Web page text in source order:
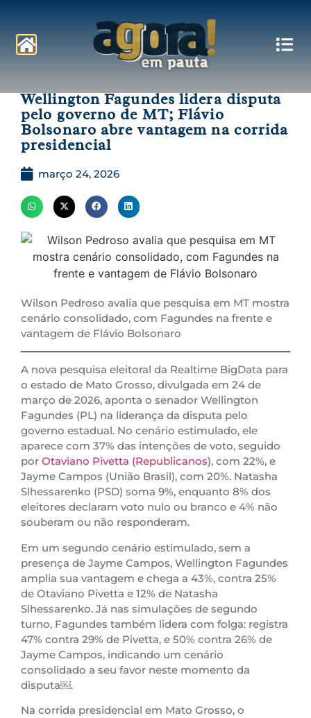
Wellington Fagundes lidera disputa
pelo governo de MT; Flávio
Bolsonaro abre vantagem na corrida
presidencial
março 24, 2026
Wilson Pedroso avalia que pesquisa em MT mostra
cenário consolidado, com Fagundes na frente e
vantagem de Flávio Bolsonaro
A nova pesquisa eleitoral da Realtime BigData para
o estado de Mato Grosso, divulgada em 24 de
março de 2026, aponta o senador Wellington
Fagundes (PL) na liderança da disputa pelo
governo estadual. No cenário estimulado, ele
aparece com 37% das intenções de voto, seguido
por Otaviano Pivetta (Republicanos), com 22%, e
Jayme Campos (União Brasil), com 20%. Natasha
Slhessarenko (PSD) soma 9%, enquanto 8% dos
eleitores declaram voto nulo ou branco e 4% não
souberam ou não responderam.
Em um segundo cenário estimulado, sem a
presença de Jayme Campos, Wellington Fagundes
amplia sua vantagem e chega a 43%, contra 25%
de Otaviano Pivetta e 12% de Natasha
Slhessarenko. Já nas simulações de segundo
turno, Fagundes também lidera com folga: registra
47% contra 29% de Pivetta, e 50% contra 26% de
Jayme Campos, indicando um cenário
consolidado a seu favor neste momento da
disputa￼.
Na corrida presidencial em Mato Grosso, o